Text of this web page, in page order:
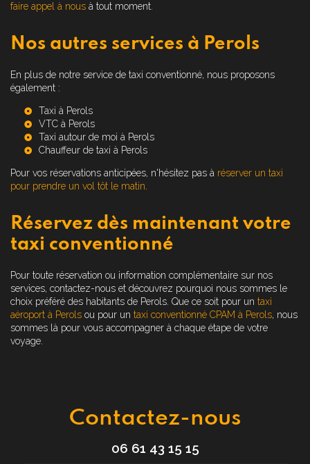
faire appel à nous à tout moment.
Nos autres services à Perols
En plus de notre service de taxi conventionné, nous proposons
également :
Taxi à Perols
VTC à Perols
Taxi autour de moi à Perols
Chauffeur de taxi à Perols
Pour vos réservations anticipées, n'hésitez pas à réserver un taxi
pour prendre un vol tôt le matin
Réservez dès maintenant votre
taxi conventionné
Pour toute réservation ou information complémentaire sur nos
services, contactez-nous et découvrez pourquoi nous sommes le
choix préféré des habitants de Perols. Que ce soit pour un taxi
aéroport à Perols ou pour un taxi conventionné CPAM à Perols, nous
sommes là pour vous accompagner à chaque étape de votre
voyage.
Contactez-nous
06 61 43 15 15